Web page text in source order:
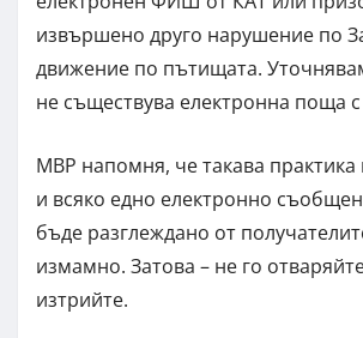
извършено друго нарушение по
движение по пътищата.
не съществува електронна поща с
МВР напомня, че такава практика
и всяко едно електронно
бъде разглеждано от
измамно. Затова – не го
изтрийте.